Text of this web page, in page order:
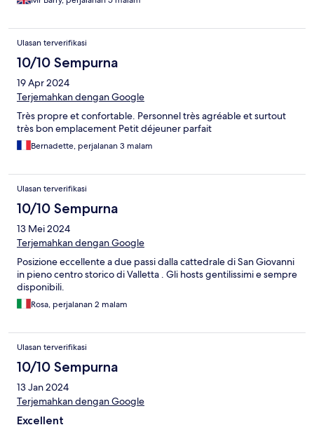
Ulasan terverifikasi
10/10 Sempurna
19 Apr 2024
Terjemahkan dengan Google
Très propre et confortable. Personnel très agréable et surtout
très bon emplacement Petit déjeuner parfait
Bernadette, perjalanan 3 malam
Ulasan terverifikasi
10/10 Sempurna
13 Mei 2024
Terjemahkan dengan Google
Posizione eccellente a due passi dalla cattedrale di San Giovanni
in pieno centro storico di Valletta . Gli hosts gentilissimi e sempre
disponibili.
Rosa, perjalanan 2 malam
Ulasan terverifikasi
10/10 Sempurna
13 Jan 2024
Terjemahkan dengan Google
Excellent